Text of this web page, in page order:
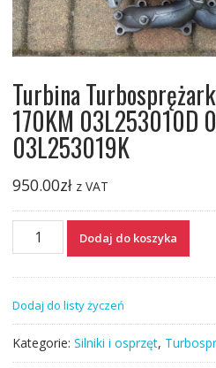
Turbina
170KM 03L253010D
03L253019K
950.00zł z VAT
ilość
2.0
TDI
170KM
Dodaj do koszyka
Dodaj do listy życzeń
Kategorie: Silniki i osprzęt,